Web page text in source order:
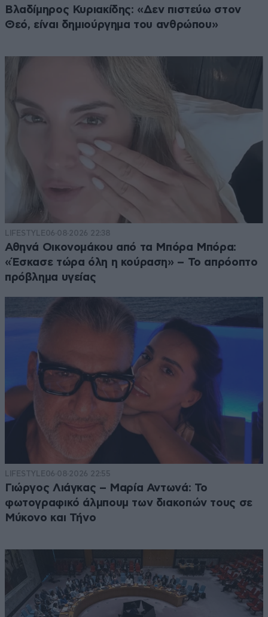
Βλαδίμηρος Κυριακίδης: «Δεν πιστεύω στον
Θεό, είναι δημιούργημα του ανθρώπου»
LIFESTYLE06·08·2026 22:38
Αθηνά Οικονομάκου από τα Μπόρα Μπόρα:
«Έσκασε τώρα όλη η κούραση» – Το απρόοπτο
πρόβλημα υγείας
LIFESTYLE06·08·2026 22:55
Γιώργος Λιάγκας – Μαρία Αντωνά: Το
φωτογραφικό άλμπουμ των διακοπών τους σε
Μύκονο και Τήνο